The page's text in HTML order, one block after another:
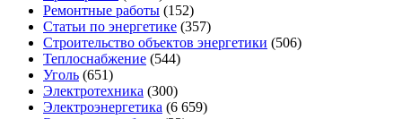
Ремонтные работы (152)
Статьи по энергетике (357)
Строительство объектов энергетики (506)
Теплоснабжение (544)
Уголь (651)
Электротехника (300)
Электроэнергетика (6 659)